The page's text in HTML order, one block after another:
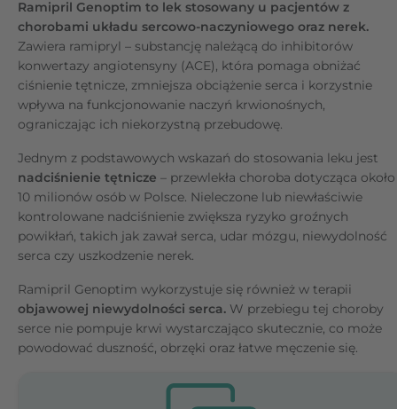
Ramipril Genoptim to lek stosowany u pacjentów z
chorobami układu sercowo-naczyniowego oraz nerek.
Zawiera ramipryl – substancję należącą do inhibitorów
konwertazy angiotensyny (ACE), która pomaga obniżać
ciśnienie tętnicze, zmniejsza obciążenie serca i korzystnie
wpływa na funkcjonowanie naczyń krwionośnych,
ograniczając ich niekorzystną przebudowę.
Jednym z podstawowych wskazań do stosowania leku jest
nadciśnienie tętnicze – przewlekła choroba dotycząca około
10 milionów osób w Polsce. Nieleczone lub niewłaściwie
kontrolowane nadciśnienie zwiększa ryzyko groźnych
powikłań, takich jak zawał serca, udar mózgu, niewydolność
serca czy uszkodzenie nerek.
Ramipril Genoptim wykorzystuje się również w terapii
objawowej niewydolności serca. W przebiegu tej choroby
serce nie pompuje krwi wystarczająco skutecznie, co może
powodować duszność, obrzęki oraz łatwe męczenie się.